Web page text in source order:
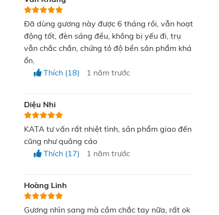
KATA Miro O2 có chỉ số hoàn màu cao giúp makeup
Dễ dàng cân chỉnh màu sắc ánh sáng,
phù hợp với không gian trang điểm nhờ 3
chế độ linh hoạt
Gương KATA Miro O2 sở hữu 3 chế độ ánh sáng linh
bạn dễ dàng cân chỉnh phù hợp với từng không gian
và thời điểm:
Đã dùng gương này được 6 tháng rồi, vẫn hoạt
động tốt, đèn sáng đều, không bị yếu đi, trụ
vẫn chắc chắn, chứng tỏ độ bền sản phẩm khá
ổn.
Thích (18)
1 năm trước
Diệu Nhi
KATA tư vấn rất nhiệt tình, sản phẩm giao đến
cũng như quảng cáo
Thích (17)
1 năm trước
Hoàng Linh
Gương nhìn sang mà cầm chắc tay nữa, rất ok